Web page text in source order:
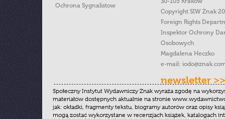
Ochrona Sygnalistow
Copyright SIW Znak
Foreign Rights
Inspektor Ochrony
Osobowych
Magdalena Heczko
e-mail:
newsletter >>
Społeczny Instytut Wydawniczy Znak wyraża zgodę na
materiałów dostępnych aktualnie na stronie
jak: okładki, fragmenty tekstu, biogramy autorów oraz opisy
mogą zostać wykorzystane w recenzjach książek, katalogach